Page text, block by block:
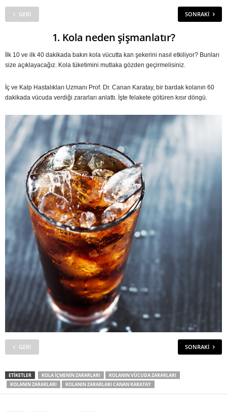
GERI SONRAKI
1. Kola neden şişmanlatır?
İlk 10 ve ilk 40 dakikada bakın kola vücutta kan şekerini nasıl etkiliyor? Bunları
size açıklayacağız. Kola tüketimini mutlaka gözden geçirmelisiniz.
İç ve Kalp Hastalıkları Uzmanı Prof. Dr. Canan Karatay, bir bardak kolanın 60
dakikada vücuda verdiği zararları anlattı. İşte felakete götüren kısır döngü.
GERI SONRAKI
ETIKETLER KOLA IÇMENIN ZARARLARI
KOLANIN VÜCUDA ZARARLARI
KOLANIN ZARARLARI
KOLANIN ZARARLARI CANAN KARATAY